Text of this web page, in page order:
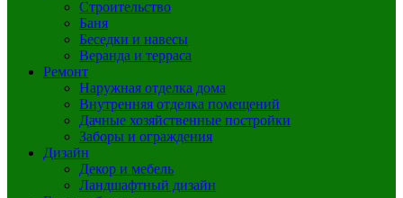
Строительство
Баня
Беседки и навесы
Веранда и терраса
Ремонт
Наружная отделка дома
Внутренняя отделка помещений
Дачные хозяйственные постройки
Заборы и ограждения
Дизайн
Декор и мебель
Ландшафтный дизайн